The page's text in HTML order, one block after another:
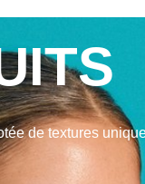
de textures